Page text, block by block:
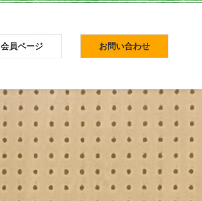
会員ページ お問い合わせ